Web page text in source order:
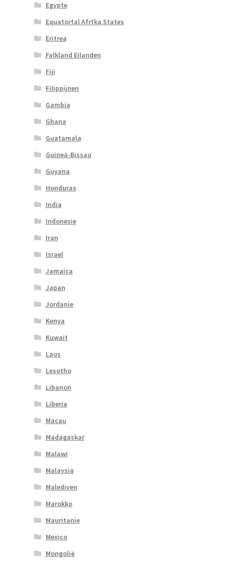
Egypte
Equatortal Afrtka States
Eritrea
Falkland Eilanden
Fiji
Filippijnen
Gambia
Ghana
Guatamala
Guinea-Bissau
Guyana
Honduras
India
Indonesie
Iran
Israel
Jamaica
Japan
Jordanie
Kenya
Kuwait
Laos
Lesotho
Libanon
Liberia
Macau
Madagaskar
Malawi
Malaysia
Malediven
Marokko
Mauritanie
Mexico
Mongolië